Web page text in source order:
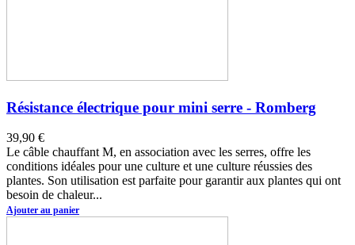
Résistance électrique pour mini serre - Romberg
39,90 €
Le câble chauffant M, en association avec les serres, offre les
conditions idéales pour une culture et une culture réussies des
plantes. Son utilisation est parfaite pour garantir aux plantes qui ont
besoin de chaleur...
Ajouter au panier